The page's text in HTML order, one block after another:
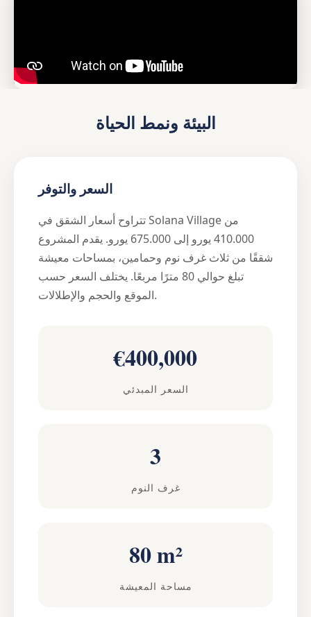
البيئة ونمط الحياة
السعر والتوفر
تتراوح أسعار الشقق في Solana Village من
410.000 يورو إلى 675.000 يورو. يقدم المشروع
شققًا من ثلاث غرف نوم وحمامين، بمساحات معيشة
تبلغ حوالي 80 مترًا مربعًا. يختلف السعر حسب
الموقع والحجم والإطلالات.
€400,000
السعر المبدئي
3
غرف النوم
80 m²
مساحة المعيشة